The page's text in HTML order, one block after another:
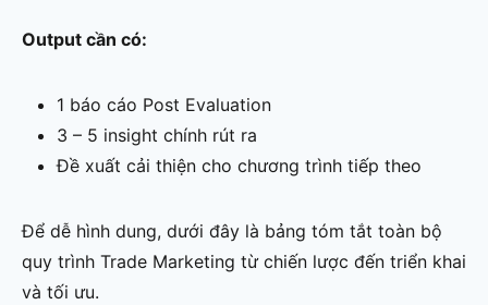
Output cần có:
1 báo cáo Post Evaluation
3 – 5 insight chính rút ra
Đề xuất cải thiện cho chương trình tiếp theo
Để dễ hình dung, dưới đây là bảng tóm tắt toàn bộ
quy trình Trade Marketing từ chiến lược đến triển khai
và tối ưu.